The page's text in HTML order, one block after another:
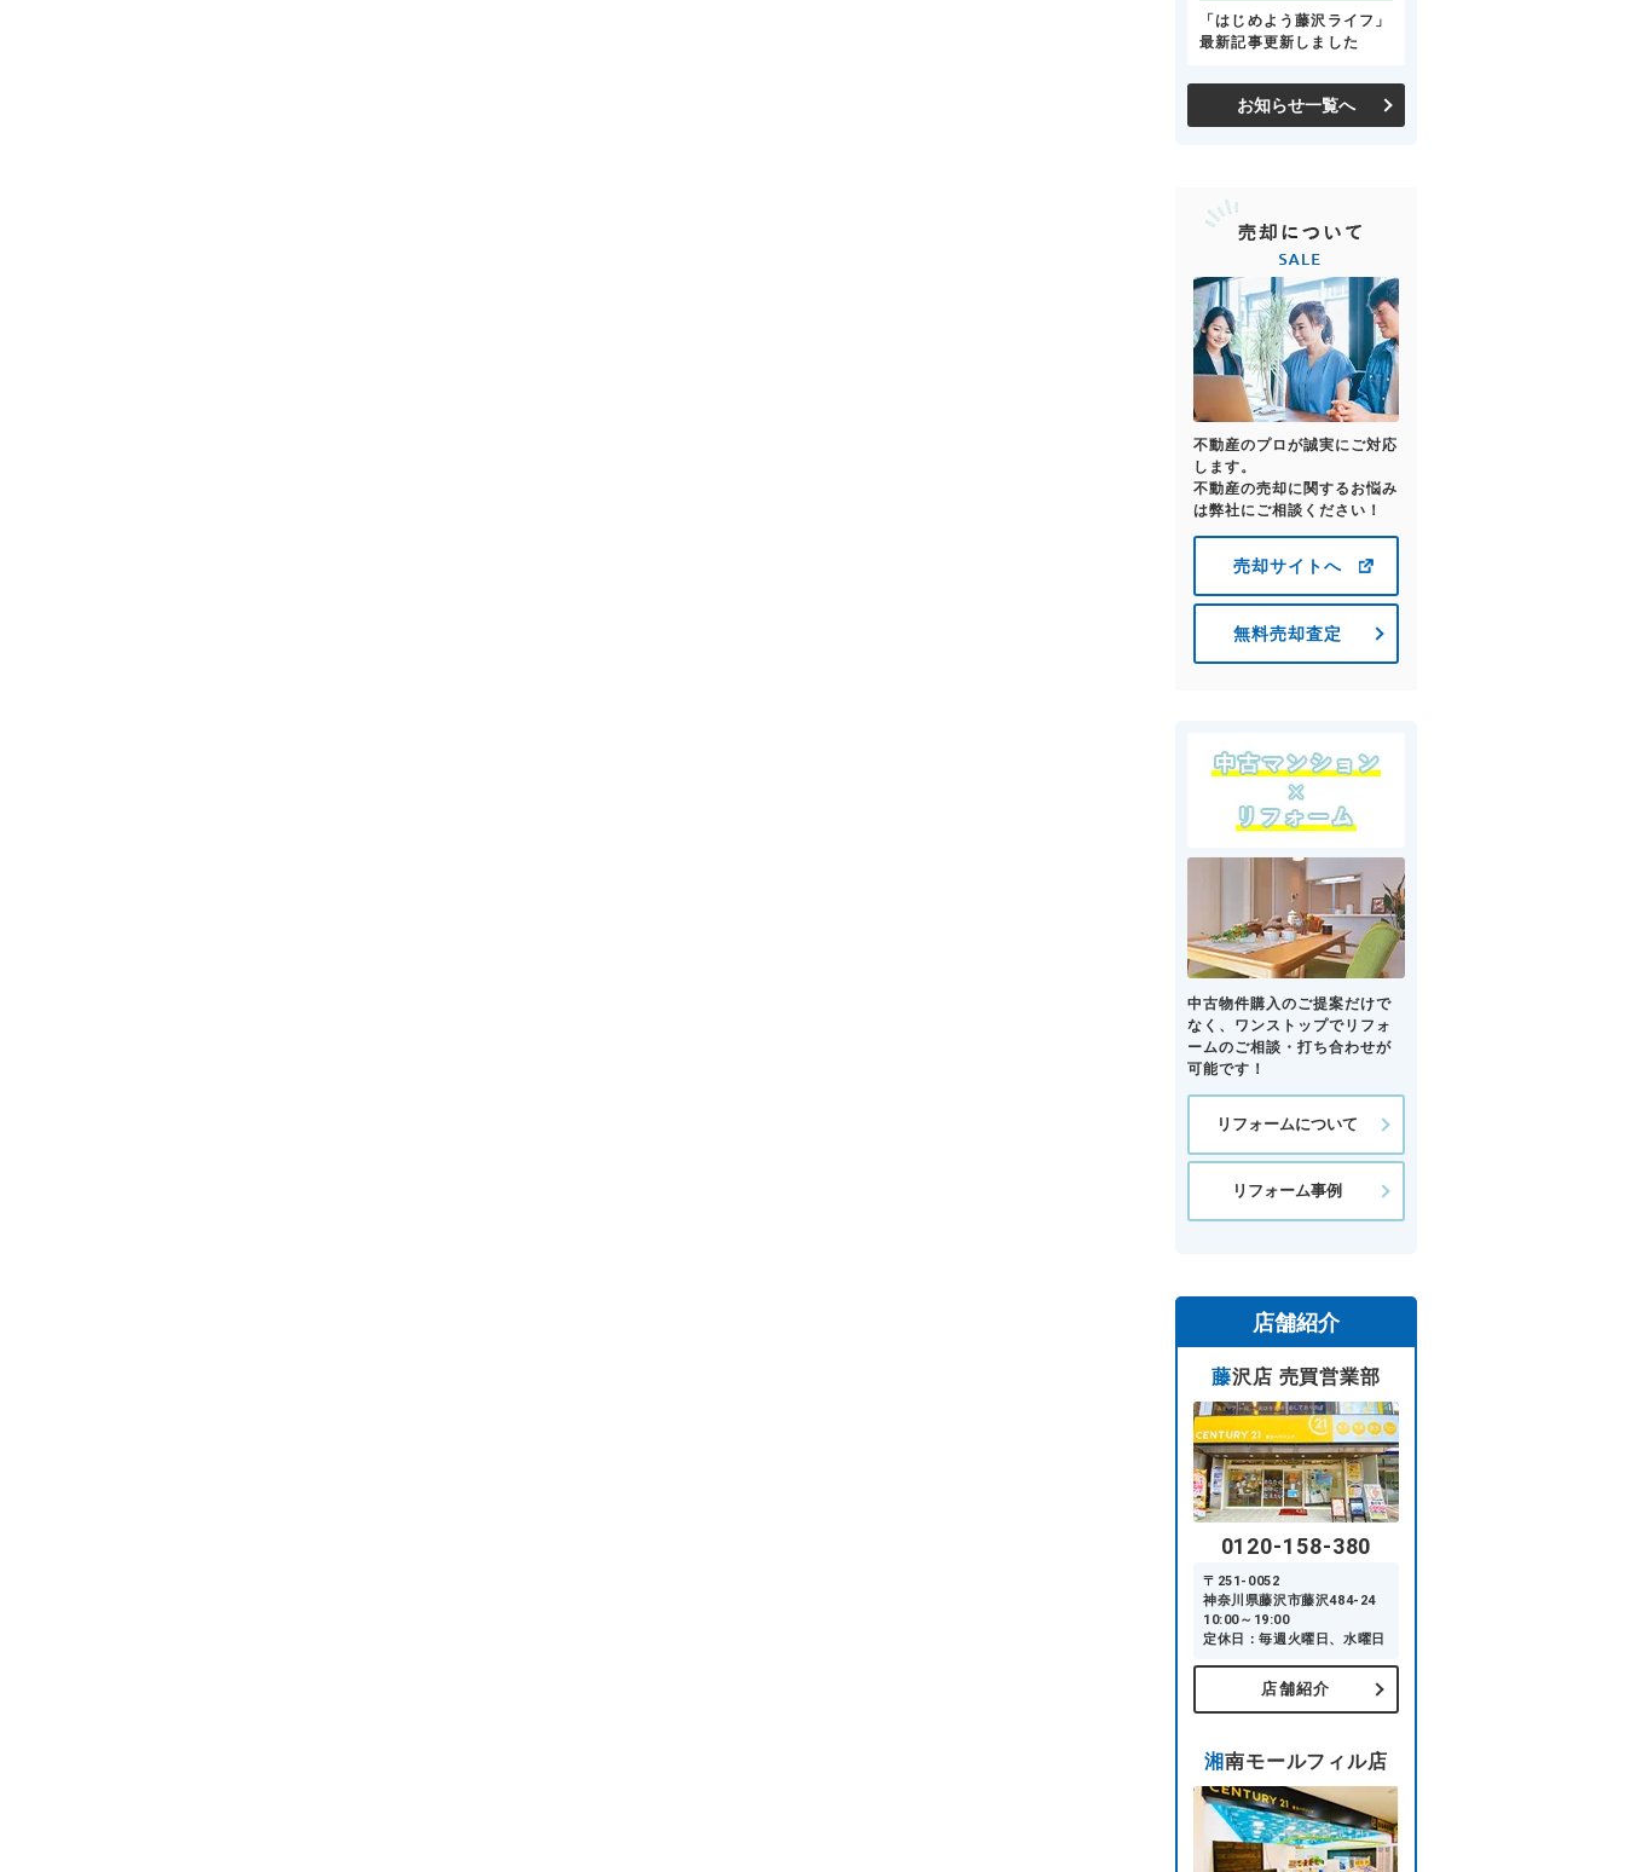
お知らせ一覧へ
不動産のプロが誠実にご対応
します。
不動産の売却に関するお悩み
は弊社にご相談ください！
売却サイトへ
無料売却査定
中古物件購入のご提案だけで
なく、ワンストップでリフォ
ームのご相談・打ち合わせが
可能です！
リフォームについて
リフォーム事例
店舗紹介
藤沢店 売買営業部
0120-158-380
〒251-0052
神奈川県藤沢市藤沢484-24
10:00～19:00
定休日：毎週火曜日、水曜日
店舗紹介
湘南モールフィル店